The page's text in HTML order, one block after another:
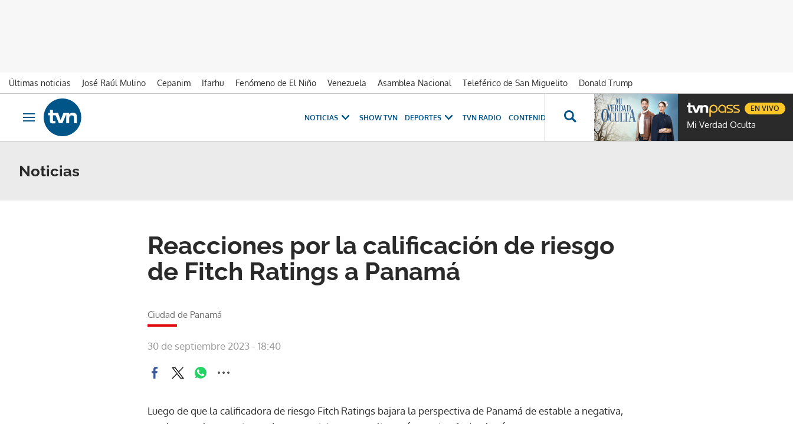
Últimas noticias José Raúl Mulino Cepanim Ifarhu Fenómeno de El Niño Venezuela Asamblea Nacional Teleférico de San Miguelito
Donald Trump
Ir al contenido
Obrir navegació
NOTICIAS SHOW TVN DEPORTES TVN RADIO CONTENIDOS ESPECIALES NOVELAS PROGRAMAS GENTE TVN
Mi Verdad Oculta
EN VIVO
Noticias
Reacciones por la calificación de riesgo
de Fitch Ratings a Panamá
Ciudad de Panamá
30 de septiembre 2023 - 18:40
Luego de que la calificadora de riesgo Fitch Ratings bajara la perspectiva de Panamá de estable a negativa,